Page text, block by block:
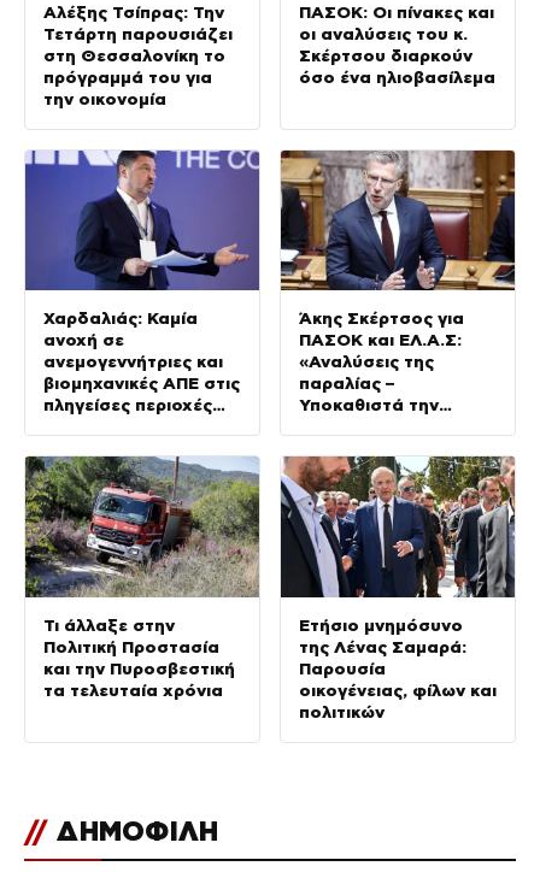
Αλέξης Τσίπρας: Την
Τετάρτη παρουσιάζει
στη Θεσσαλονίκη το
πρόγραμμά του για
την οικονομία
ΠΑΣΟΚ: Οι πίνακες και
οι αναλύσεις του κ.
Σκέρτσου διαρκούν
όσο ένα ηλιοβασίλεμα
Χαρδαλιάς: Καμία
ανοχή σε
ανεμογεννήτριες και
βιομηχανικές ΑΠΕ στις
πληγείσες περιοχές
Άκης Σκέρτσος για
ΠΑΣΟΚ και ΕΛ.Α.Σ:
«Αναλύσεις της
παραλίας –
Υποκαθιστά την
προπαγάνδα»
Τι άλλαξε στην
Πολιτική Προστασία
και την Πυροσβεστική
τα τελευταία χρόνια
Ετήσιο μνημόσυνο
της Λένας Σαμαρά:
Παρουσία
οικογένειας, φίλων και
πολιτικών
// ΔΗΜΟΦΙΛΗ